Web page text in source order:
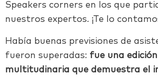
Speakers corners en los que
nuestros expertos. ¡Te lo
Había buenas previsiones de
fueron superadas: fue una edición
multitudinaria que demuestra el